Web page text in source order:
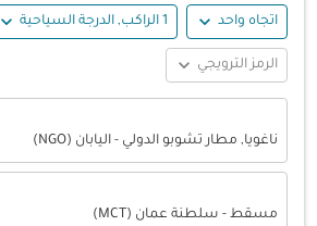
اتجاه واحد expand_more 1 الراكب, الدرجة السياحية expand_more
الرمز الترويجي expand_more
ناغويا, مطار تشوبو الدولي - اليابان (NGO)
مسقط - سلطنة عمان (MCT)